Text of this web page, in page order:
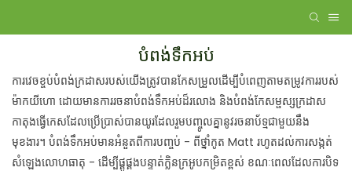
បំពង់ទឹកអប់
ការវេចខ្ចប់បំពង់ក្រដាសរបស់យើងត្រូវបានកែសម្រួលដើម្បីបំពេញតាមតម្រូវការរបស់
ម៉ាកយីហោ ដោយមានការរចនាបំពង់ទឹកអប់ដ៏រលោង និងបំពង់កែសម្ផស្សក្រដាស
កាតុងធ្វើកេសដែលប្រើប្រាស់បានយូរដែលរួមបញ្ចូលគ្នានូវរចនាប័ទ្មជាមួយនឹង
មុខងារ។ បំពង់ទឹកអប់មានអំនួតពីការបញ្ចប់ - ពីថ្នាំកូត Matt រហូតដល់ការសង្កត់
សំឡេងលោហធាតុ - ដើម្បីផ្គូផ្គងបន្ទាត់ក្លិនក្រអូបកម្រិតខ្ពស់ ខណៈពេលដែលការបិទ